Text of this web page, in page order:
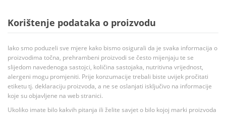
Korištenje podataka o proizvodu
Iako smo poduzeli sve mjere kako bismo osigurali da je svaka informacija o
proizvodima točna, prehrambeni proizvodi se često mijenjaju te se
slijedom navedenoga sastojci, količina sastojaka, nutritivna vrijednost,
alergeni mogu promjeniti. Prije konzumacije trebali biste uvijek pročitati
etiketu tj. deklaraciju proizvoda, a ne se oslanjati isključivo na informacije
koje su objavljene na web stranici.
Ukoliko imate bilo kakvih pitanja ili želite savjet o bilo kojoj marki proizvoda